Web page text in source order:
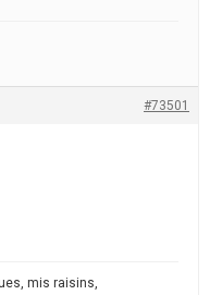
#73501
mis raisins,